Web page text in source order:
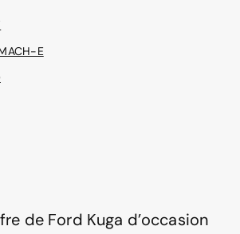
E
de Ford Kuga d’occasion